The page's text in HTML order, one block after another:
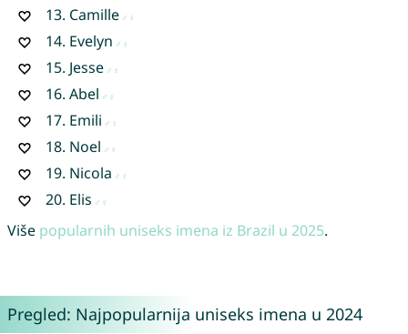
13. Camille
14. Evelyn
15. Jesse
16. Abel
17. Emili
18. Noel
19. Nicola
20. Elis
Više popularnih uniseks imena iz Brazil u 2025.
Pregled: Najpopularnija uniseks imena u 2024